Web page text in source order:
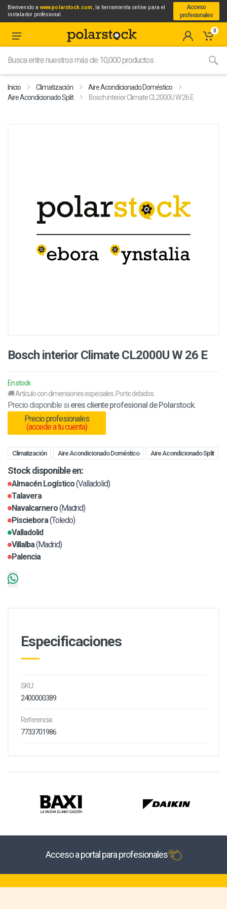
Bienvenido awww.polarstock.com, la herramienta online para el
instalador profesional
Acceso
profesionales
0
Inicio Climatización
Aire Acondicionado Doméstico
Aire Acondicionado Split
Bosch interior Climate CL2000U W 26 E
Bosch interior Climate CL2000U W 26 E
En stock
🚚 Artículo con dimensiones especiales. Porte debidos.
Precio disponible si eres cliente profesional de Polarstock.
Precio profesionales
(accede a tu cuenta)
Climatización Aire Acondicionado Doméstico Aire Acondicionado Split
Stock disponible en:
Almacén Logístico(Valladolid)
Talavera
Navalcarnero(Madrid)
Pisciebora(Toledo)
Valladolid
Villalba(Madrid)
Palencia
Especificaciones
SKU:
2400000389
Referencia:
7733701986
Acceso a portal para profesionales